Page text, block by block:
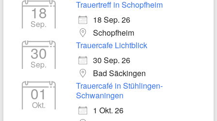
18
Sep.
Trauertreff in Schopfheim
18 Sep. 26
Schopfheim
30
Sep.
Trauercafe Lichtblick
30 Sep. 26
Bad Säckingen
01
Okt.
Trauercafé in Stühlingen-
Schwaningen
1 Okt. 26